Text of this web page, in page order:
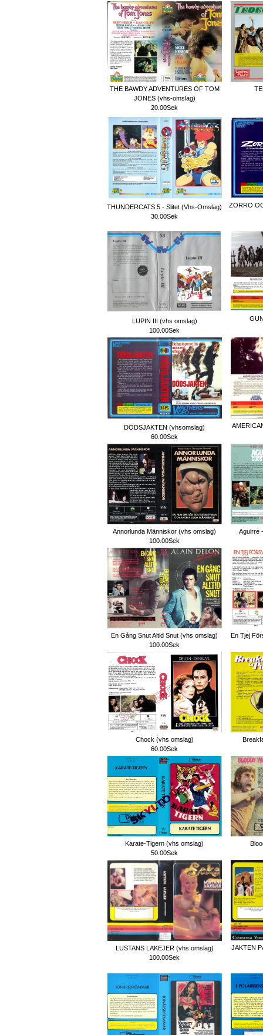
THE BAWDY ADVENTURES OF TOM
JONES (vhs-omslag)
20.00Sek
THUNDERCATS 5 - Slitet (Vhs-Omslag)
30.00Sek
ZORRO
LUPIN III (vhs omslag)
100.00Sek
DÖDSJAKTEN (vhsomslag)
60.00Sek
Annorlunda Människor (vhs omslag)
100.00Sek
Aguirre
En Gång Snut Altid Snut (vhs omslag)
100.00Sek
En Tjej
Chock (vhs omslag)
60.00Sek
Karate-Tigern (vhs omslag)
50.00Sek
LUSTANS LAKEJER (vhs omslag)
100.00Sek
JAKTEN